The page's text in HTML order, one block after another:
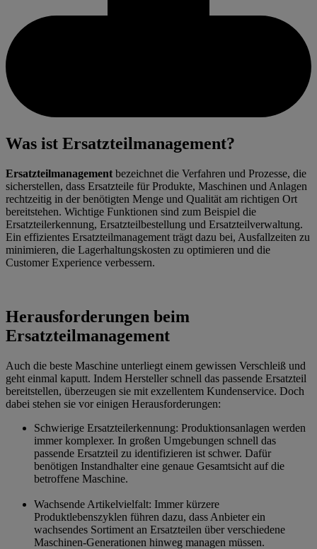
Was ist Ersatzteilmanagement?
Ersatzteilmanagement bezeichnet die Verfahren und Prozesse, die
sicherstellen, dass Ersatzteile für Produkte, Maschinen und Anlagen
rechtzeitig in der benötigten Menge und Qualität am richtigen Ort
bereitstehen. Wichtige Funktionen sind zum Beispiel die
Ersatzteilerkennung, Ersatzteilbestellung und Ersatzteilverwaltung.
Ein effizientes Ersatzteilmanagement trägt dazu bei, Ausfallzeiten zu
minimieren, die Lagerhaltungskosten zu optimieren und die
Customer Experience verbessern.
Herausforderungen beim
Ersatzteilmanagement
Auch die beste Maschine unterliegt einem gewissen Verschleiß und
geht einmal kaputt. Indem Hersteller schnell das passende Ersatzteil
bereitstellen, überzeugen sie mit exzellentem Kundenservice. Doch
dabei stehen sie vor einigen Herausforderungen:
Schwierige Ersatzteilerkennung: Produktionsanlagen werden
immer komplexer. In großen Umgebungen schnell das
passende Ersatzteil zu identifizieren ist schwer. Dafür
benötigen Instandhalter eine genaue Gesamtsicht auf die
betroffene Maschine.
Wachsende Artikelvielfalt: Immer kürzere
Produktlebenszyklen führen dazu, dass Anbieter ein
wachsendes Sortiment an Ersatzteilen über verschiedene
Maschinen-Generationen hinweg managen müssen.